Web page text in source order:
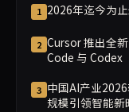
1 2026年迄今为
2 Cursor 推出全
Code 与 Codex
3 中国AI产业
规模引领智能新